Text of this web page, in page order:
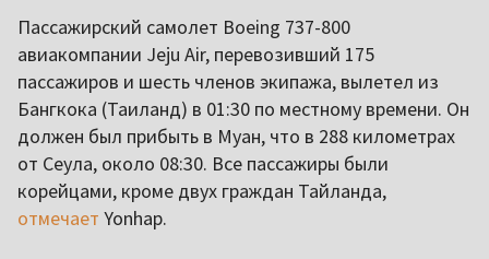
Пассажирский самолет Boeing 737-800
авиакомпании Jeju Air, перевозивший 175
пассажиров и шесть членов экипажа, вылетел из
Бангкока (Таиланд) в 01:30 по местному времени. Он
должен был прибыть в Муан, что в 288 километрах
от Сеула, около 08:30. Все пассажиры были
корейцами, кроме двух граждан Тайланда,
отмечает Yonhap.